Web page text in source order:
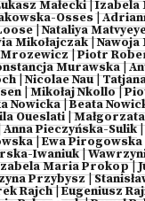
Małecki|Izabela
Osses|
|Nataliya
Mikołajczak|Nawoja
Mrozewicz|Piotr
Murawska|
|Nicolae Nau|
|Mikołaj Nkollo|
Nowicka|Beata
Oueslati |
Anna Pieczyńska-Sulik|
|Ewa Pirogowska
Iwaniuk|
Maria Prokop|
Przybysz|
Rajch|Eugeniusz